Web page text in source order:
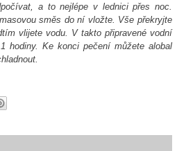
a to nejlépe v lednici přes noc.
směs do ní vložte. Vše překryjte
vlijete vodu. V takto připravené vodní
hodiny. Ke konci pečení můžete alobal